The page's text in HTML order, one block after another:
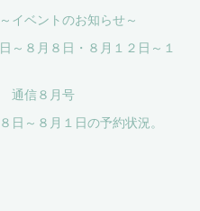
イベントのお知らせ～
～８月８日・８月１２日～１
通信８月号
日～８月１日の予約状況。